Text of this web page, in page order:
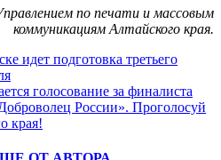
по печати и массовым
коммуникациям Алтайского края.
идет подготовка третьего
голосование за финалиста
России». Проголосуй
края!